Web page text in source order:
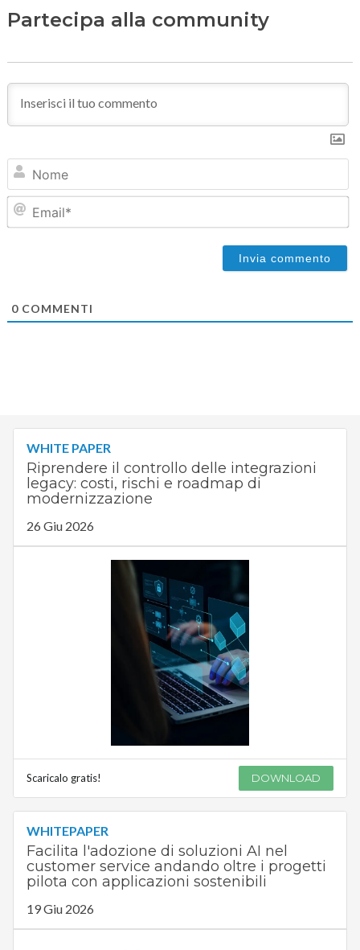
Partecipa alla community
0COMMENTI
WHITE PAPER
Riprendere il controllo delle integrazioni
legacy: costi, rischi e roadmap di
modernizzazione
26 Giu 2026
Scaricalo gratis! DOWNLOAD
WHITEPAPER
Facilita l'adozione di soluzioni AI nel
customer service andando oltre i progetti
pilota con applicazioni sostenibili
19 Giu 2026